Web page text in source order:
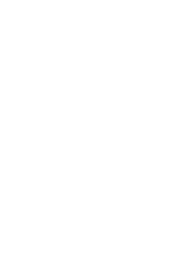
activos,
la